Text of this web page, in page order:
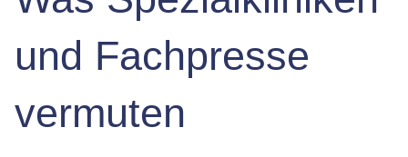
und Fachpresse
vermuten